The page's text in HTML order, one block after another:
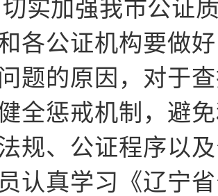
实加强我市公证
各公证机构要做
题的原因，对于
全惩戒机制，避
规、公证程序以
认真学习《辽宁